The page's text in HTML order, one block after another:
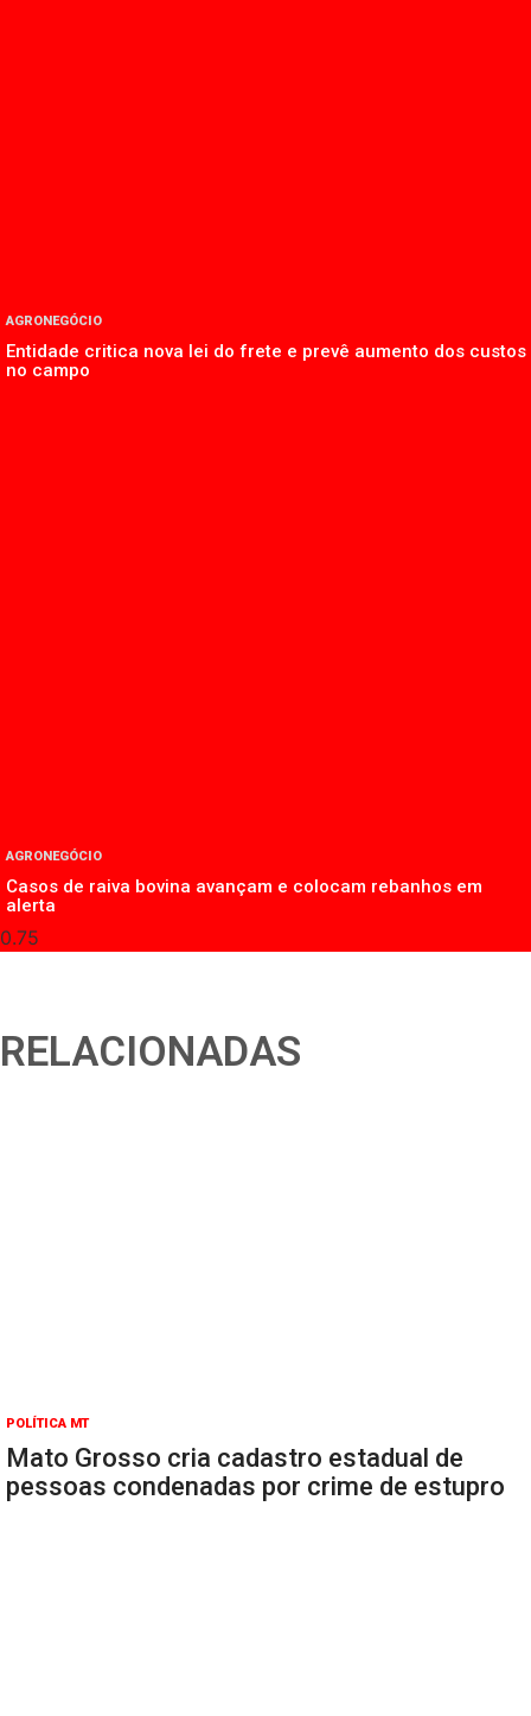
AGRONEGÓCIO
Entidade critica nova lei do frete e prevê aumento dos custos
no campo
AGRONEGÓCIO
Casos de raiva bovina avançam e colocam rebanhos em
alerta
RELACIONADAS
POLÍTICA MT
Mato Grosso cria cadastro estadual de
pessoas condenadas por crime de estupro